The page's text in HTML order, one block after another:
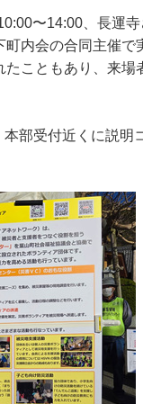
〜14:00、長運
町内会の合同主催
たこともあり、来
本部受付近くに説明